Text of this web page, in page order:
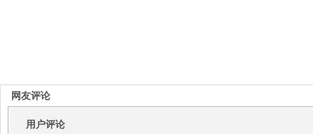
网友评论
用户评论